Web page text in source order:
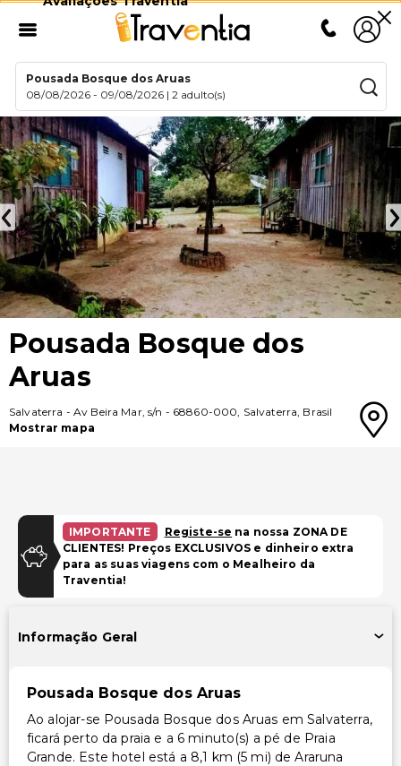
Pousada Bosque dos Aruas
08/08/2026 - 09/08/2026 |2 adulto(s)
Pousada Bosque dos
Aruas
Salvaterra - Av Beira Mar, s/n - 68860-000, Salvaterra, Brasil
Mostrar mapa
IMPORTANTE Registe-se na nossa ZONA DE
CLIENTES! Preços EXCLUSIVOS e dinheiro extra
para as suas viagens com o Mealheiro da
Traventia!
Informação Geral
Pousada Bosque dos Aruas
Ao alojar-se Pousada Bosque dos Aruas em Salvaterra,
ficará perto da praia e a 6 minuto(s) a pé de Praia
Grande. Este hotel está a 8,1 km (5 mi) de Araruna